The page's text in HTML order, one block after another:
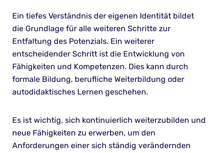
Ein tiefes Verständnis der eigenen Identität bildet
die Grundlage für alle weiteren Schritte zur
Entfaltung des Potenzials. Ein weiterer
entscheidender Schritt ist die Entwicklung von
Fähigkeiten und Kompetenzen. Dies kann durch
formale Bildung, berufliche Weiterbildung oder
autodidaktisches Lernen geschehen.
Es ist wichtig, sich kontinuierlich weiterzubilden und
neue Fähigkeiten zu erwerben, um den
Anforderungen einer sich ständig verändernden